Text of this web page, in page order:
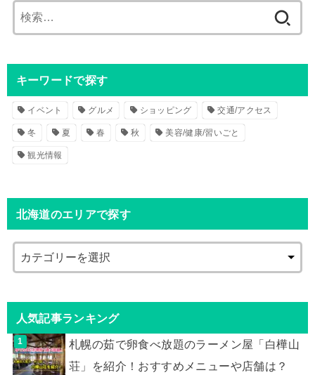
索
キーワードで探す
イベント グルメ ショッピング 交通/アクセス
冬 夏 春 秋 美容/健康/習いごと
観光情報
北海道のエリアで探す
人気記事ランキング
札幌の茹で卵食べ放題のラーメン屋「白樺山
荘」を紹介！おすすめメニューや店舗は？